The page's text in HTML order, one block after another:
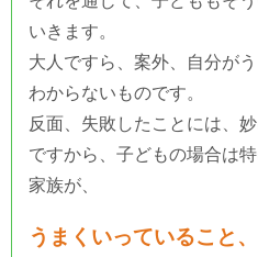
いきます。
大人ですら、案外、自分が
わからないものです。
反面、失敗したことには、妙
ですから、子どもの場合は
家族が、
うまくいっていること、